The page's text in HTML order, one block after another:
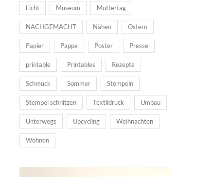
Licht Museum Muttertag
NACHGEMACHT Nähen Ostern
Papier Pappe Poster Presse
printable Printables Rezepte
Schmuck Sommer Stempeln
Stempel schnitzen Textildruck Umbau
Unterwegs Upcycling Weihnachten
Wohnen